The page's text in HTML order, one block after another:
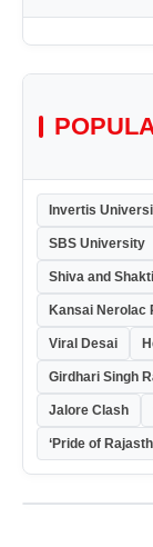
Invertis
SBS University
Shiva and Shakti
Kansai Nerolac
Viral Desai
Girdhari Singh
Jalore Clash
‘Pride of